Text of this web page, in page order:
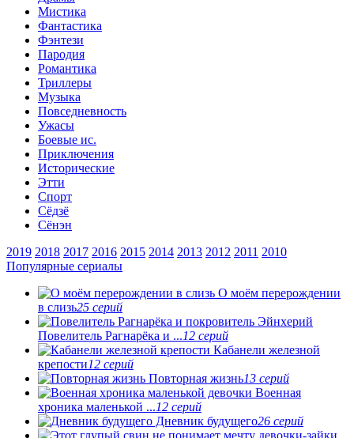
Мистика
Фантастика
Фэнтези
Пародия
Романтика
Триллеры
Музыка
Повседневность
Ужасы
Боевые ис.
Приключения
Исторические
Этти
Спорт
Сёдзё
Сёнэн
2019 2018 2017 2016 2015 2014 2013 2012 2011 2010
Популярные сериалы
О моём перерождении
в слизь25 серий
Повелитель Рагнарёка и ...12 серий
Кабанели железной
крепости12 серий
Повторная жизнь13 серий
Военная
хроника маленькой ...12 серий
Дневник будущего26 серий